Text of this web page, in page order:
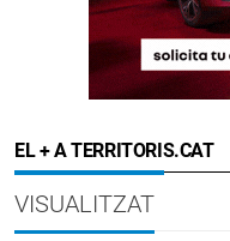
EL + A TERRITORIS.CAT
VISUALITZAT